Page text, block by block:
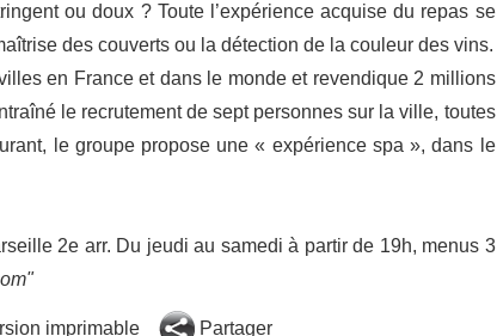
ou doux ? Toute l’expérience acquise du repas se
des couverts ou la détection de la couleur des vins.
en France et dans le monde et revendique 2 millions
le recrutement de sept personnes sur la ville, toutes
le groupe propose une « expérience spa », dans le
2e arr. Du jeudi au samedi à partir de 19h, menus 3
imprimable Partager